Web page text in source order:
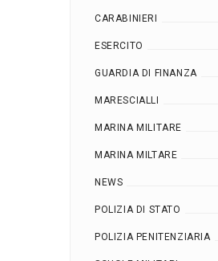
CARABINIERI
ESERCITO
GUARDIA DI FINANZA
MARESCIALLI
MARINA MILITARE
MARINA MILTARE
NEWS
POLIZIA DI STATO
POLIZIA PENITENZIARIA